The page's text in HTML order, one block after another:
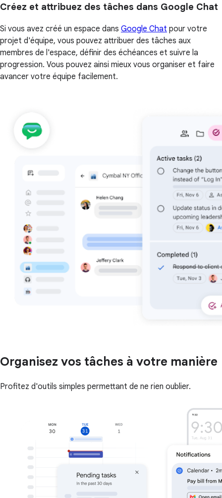
Créez et attribuez des tâches dans Google Chat
Si vous avez créé un espace dans Google Chat pour votre
projet d'équipe, vous pouvez attribuer des tâches aux
membres de l'espace, définir des échéances et suivre la
progression. Vous pouvez ainsi mieux vous organiser et faire
avancer votre équipe facilement.
Organisez vos tâches à votre manière
Profitez d'outils simples permettant de ne rien oublier.